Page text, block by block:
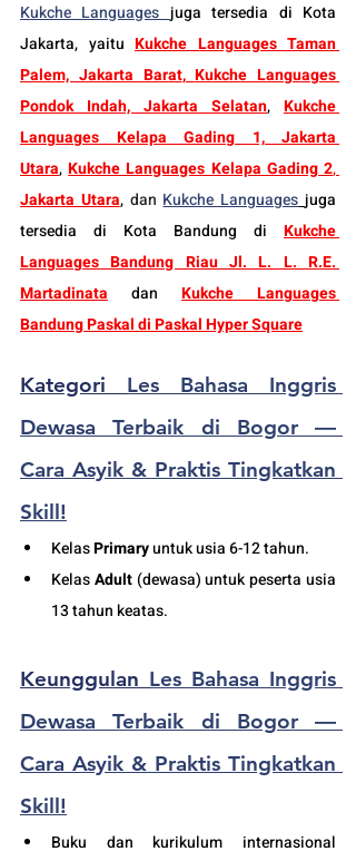
Kukche Languages juga tersedia di Kota
Jakarta, yaitu Kukche Languages Taman
Palem, Jakarta Barat, Kukche Languages
Pondok Indah, Jakarta Selatan, Kukche
Languages Kelapa Gading 1, Jakarta
Utara, Kukche Languages Kelapa Gading 2
Jakarta Utara, dan Kukche Languages juga
tersedia di Kota Bandung di Kukche
Languages Bandung Riau Jl. L. L. R.E.
Martadinata
dan Kukche Languages
Bandung Paskal di Paskal Hyper Square
Kategori Les Bahasa Inggris
Dewasa Terbaik di Bogor —
Cara Asyik & Praktis Tingkatkan
Skill!
Kelas Primary untuk usia 6-12 tahun.
Kelas Adult (dewasa) untuk peserta usia
13 tahun keatas.
Keunggulan Les Bahasa Inggris
Dewasa Terbaik di Bogor —
Cara Asyik & Praktis Tingkatkan
Skill!
Buku dan kurikulum internasional